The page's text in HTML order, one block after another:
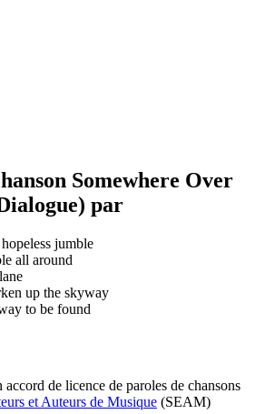
Somewhere Over
par
jumble
all around
up the skyway
to be found
accord de licence de paroles de chansons
et Auteurs de Musique (SEAM)